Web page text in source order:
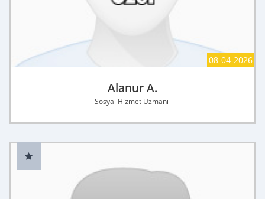
08-04-2026
Alanur A.
Sosyal Hizmet Uzmanı